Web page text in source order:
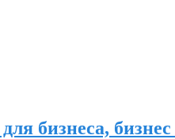
бизнеса,